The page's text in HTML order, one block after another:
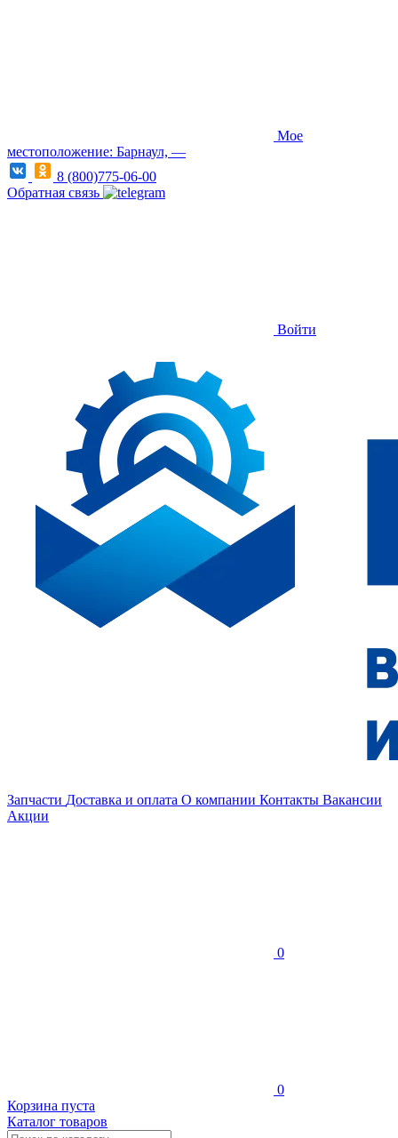
Мое
местоположение: Барнаул, —
8 (800)775-06-00
Обратная связь
Войти
Запчасти Доставка и оплата О компании Контакты Вакансии
Акции
0
0
Корзина пуста
Каталог товаров